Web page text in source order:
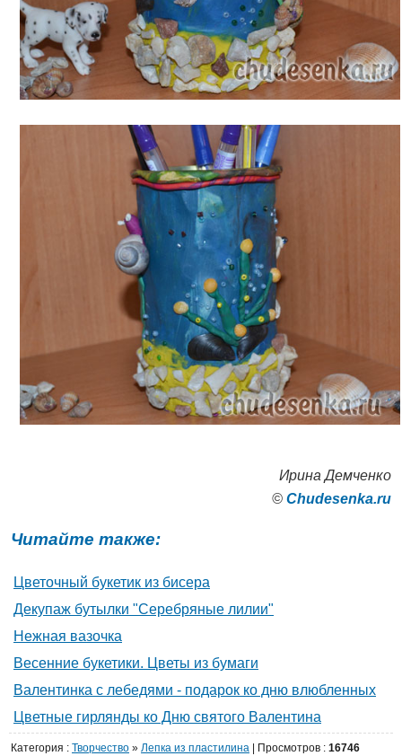
Ирина Демченко
© Сhudesenka.ru
Читайте также:
Цветочный букетик из бисера
Декупаж бутылки "Серебряные лилии"
Нежная вазочка
Весенние букетики. Цветы из бумаги
Валентинка с лебедями - подарок ко дню влюбленных
Цветные гирлянды ко Дню святого Валентина
Категория : Творчество » Лепка из пластилина Просмотров : 16746